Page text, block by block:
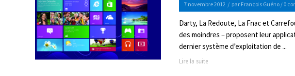
7 novembre 2012 / par François Guéno / 0
Darty, La Redoute, La Fnac et
des moindres – proposent leur
dernier système d’exploitation de ...
Lire la suite